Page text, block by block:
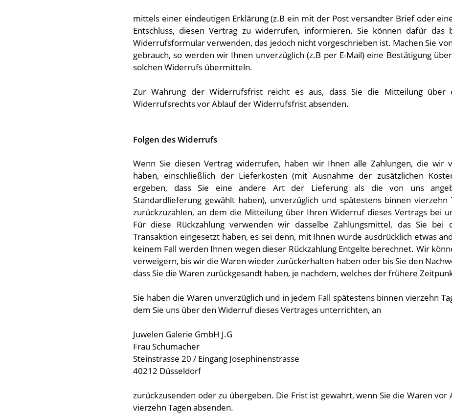
mittels einer eindeutigen Erklärung (z.B ein mit der Post versandter Brief oder
Entschluss, diesen Vertrag zu widerrufen, informieren. Sie können dafür das
Widerrufsformular verwenden, das jedoch nicht vorgeschrieben ist. Machen Sie
gebrauch, so werden wir Ihnen unverzüglich (z.B per E-Mail) eine Bestätigung
solchen Widerrufs übermitteln.
Zur Wahrung der Widerrufsfrist reicht es aus, dass Sie die Mitteilung über
Widerrufsrechts vor Ablauf der Widerrufsfrist absenden.
Folgen des Widerrufs
Wenn Sie diesen Vertrag widerrufen, haben wir Ihnen alle Zahlungen, die wir
haben, einschließlich der Lieferkosten (mit Ausnahme der zusätzlichen
ergeben, dass Sie eine andere Art der Lieferung als die von uns
Standardlieferung gewählt haben), unverzüglich und spätestens binnen vierzehn
zurückzuzahlen, an dem die Mitteilung über Ihren Widerruf dieses Vertrags bei
Für diese Rückzahlung verwenden wir dasselbe Zahlungsmittel, das Sie bei
Transaktion eingesetzt haben, es sei denn, mit Ihnen wurde ausdrücklich etwas
keinem Fall werden Ihnen wegen dieser Rückzahlung Entgelte berechnet. Wir
verweigern, bis wir die Waren wieder zurückerhalten haben oder bis Sie den
dass Sie die Waren zurückgesandt haben, je nachdem, welches der frühere
Sie haben die Waren unverzüglich und in jedem Fall spätestens binnen vierzehn
dem Sie uns über den Widerruf dieses Vertrages unterrichten, an
Juwelen Galerie GmbH J.G
Frau Schumacher
Steinstrasse 20 / Eingang Josephinenstrasse
40212 Düsseldorf
zurückzusenden oder zu übergeben. Die Frist ist gewahrt, wenn Sie die Waren vor
vierzehn Tagen absenden.